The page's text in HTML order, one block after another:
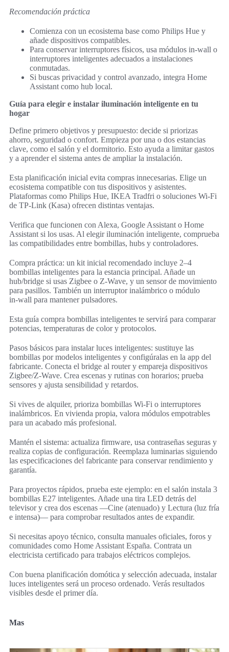
Recomendación práctica
Comienza con un ecosistema base como Philips Hue y
añade dispositivos compatibles.
Para conservar interruptores físicos, usa módulos in‑wall o
interruptores inteligentes adecuados a instalaciones
conmutadas.
Si buscas privacidad y control avanzado, integra Home
Assistant como hub local.
Guía para elegir e instalar iluminación inteligente en tu
hogar
Define primero objetivos y presupuesto: decide si priorizas
ahorro, seguridad o confort. Empieza por una o dos estancias
clave, como el salón y el dormitorio. Esto ayuda a limitar gastos
y a aprender el sistema antes de ampliar la instalación.
Esta planificación inicial evita compras innecesarias. Elige un
ecosistema compatible con tus dispositivos y asistentes.
Plataformas como Philips Hue, IKEA Tradfri o soluciones Wi‑Fi
de TP‑Link (Kasa) ofrecen distintas ventajas.
Verifica que funcionen con Alexa, Google Assistant o Home
Assistant si los usas. Al elegir iluminación inteligente, comprueba
las compatibilidades entre bombillas, hubs y controladores.
Compra práctica: un kit inicial recomendado incluye 2–4
bombillas inteligentes para la estancia principal. Añade un
hub/bridge si usas Zigbee o Z‑Wave, y un sensor de movimiento
para pasillos. También un interruptor inalámbrico o módulo
in‑wall para mantener pulsadores.
Esta guía compra bombillas inteligentes te servirá para comparar
potencias, temperaturas de color y protocolos.
Pasos básicos para instalar luces inteligentes: sustituye las
bombillas por modelos inteligentes y configúralas en la app del
fabricante. Conecta el bridge al router y empareja dispositivos
Zigbee/Z‑Wave. Crea escenas y rutinas con horarios; prueba
sensores y ajusta sensibilidad y retardos.
Si vives de alquiler, prioriza bombillas Wi‑Fi o interruptores
inalámbricos. En vivienda propia, valora módulos empotrables
para un acabado más profesional.
Mantén el sistema: actualiza firmware, usa contraseñas seguras y
realiza copias de configuración. Reemplaza luminarias siguiendo
las especificaciones del fabricante para conservar rendimiento y
garantía.
Para proyectos rápidos, prueba este ejemplo: en el salón instala 3
bombillas E27 inteligentes. Añade una tira LED detrás del
televisor y crea dos escenas —Cine (atenuado) y Lectura (luz fría
e intensa)— para comprobar resultados antes de expandir.
Si necesitas apoyo técnico, consulta manuales oficiales, foros y
comunidades como Home Assistant España. Contrata un
electricista certificado para trabajos eléctricos complejos.
Con buena planificación domótica y selección adecuada, instalar
luces inteligentes será un proceso ordenado. Verás resultados
visibles desde el primer día.
Mas